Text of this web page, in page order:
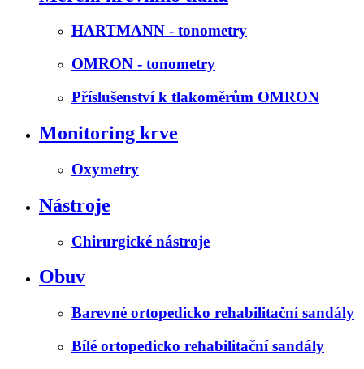
HARTMANN - tonometry
OMRON - tonometry
Příslušenství k tlakoměrům OMRON
Monitoring krve
Oxymetry
Nástroje
Chirurgické nástroje
Obuv
Barevné ortopedicko rehabilitační sandály
Bílé ortopedicko rehabilitační sandály